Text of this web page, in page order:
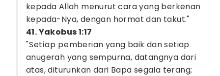
kepada Allah menurut cara yang berkenan
kepada-Nya, dengan hormat dan takut."
41. Yakobus 1:17
"Setiap pemberian yang baik dan setiap
anugerah yang sempurna, datangnya dari
atas, diturunkan dari Bapa segala terang;